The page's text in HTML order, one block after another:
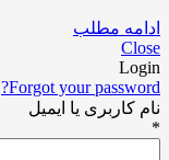
ادامه مطلب
Close
Login
Forgot your password?
نام کاربری یا ایمیل
*